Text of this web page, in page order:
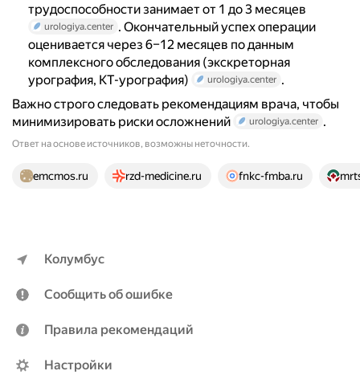
трудоспособности занимает от 1 до 3 месяцев
urologiya.center . Окончательный успех операции
оценивается через 6–12 месяцев по данным
комплексного обследования (экскреторная
урография, КТ-урография)
urologiya.center .
Важно строго следовать рекомендациям врача, чтобы
минимизировать риски осложнений
urologiya.center .
Ответ на основе источников, возможны неточности.
24 источника
emcmos.ru rzd-medicine.ru fnkc-fmba.ru
Колумбус
Сообщить об ошибке
Правила рекомендаций
Настройки